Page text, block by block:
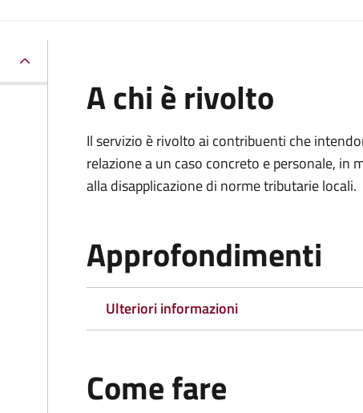
A chi è rivolto
Il servizio è rivolto ai contribuenti che
relazione a un caso concreto e personale, in
alla disapplicazione di norme tributarie locali.
Approfondimenti
Ulteriori informazioni
Come fare